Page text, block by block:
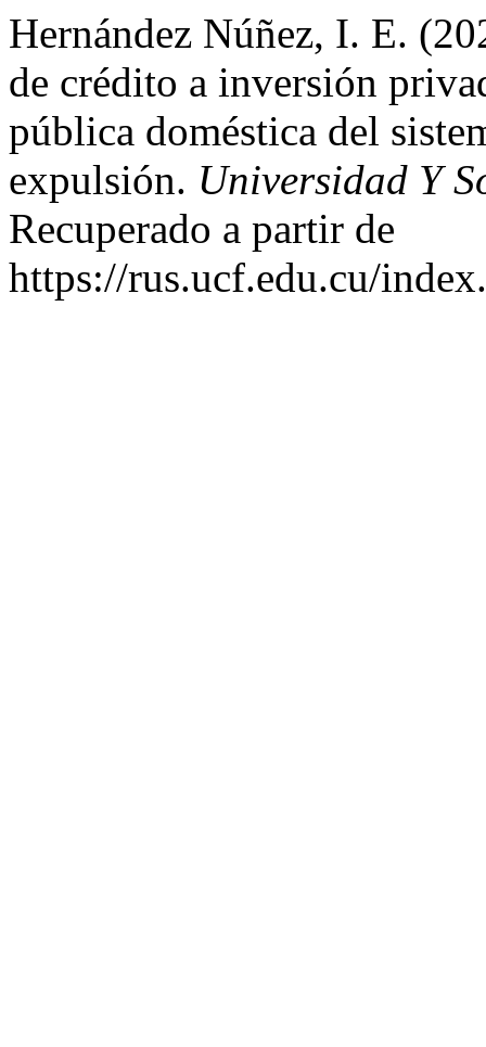
Hernández Núñez, I. E.
de crédito a inversión
pública doméstica del
expulsión. Universidad Y
Recuperado a partir de
https://rus.ucf.edu.cu/